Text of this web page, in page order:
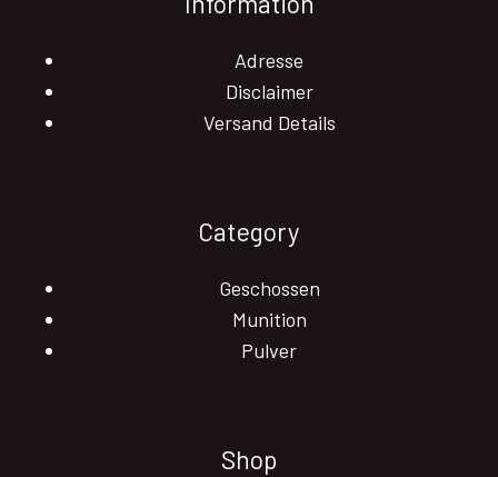
Adresse
Disclaimer
Versand Details
Category
Geschossen
Munition
Pulver
Shop